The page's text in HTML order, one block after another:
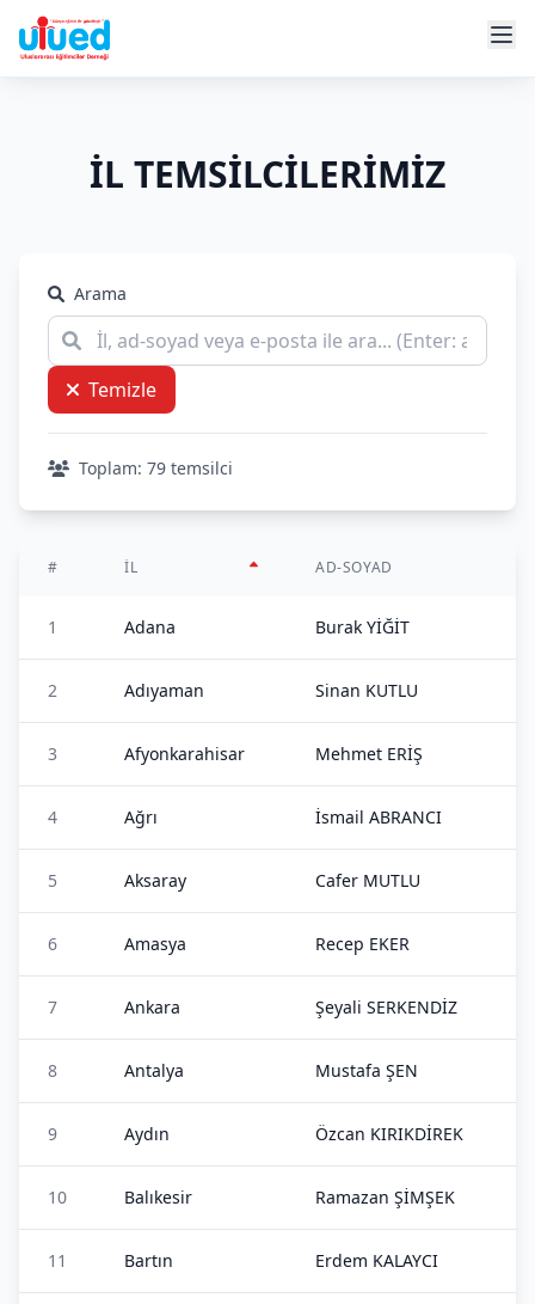
İL TEMSİLCİLERİMİZ
Arama
Temizle
Toplam: 79 temsilci
# İL AD-SOYAD
1 Adana Burak YİĞİT
2 Adıyaman Sinan KUTLU
3 Afyonkarahisar Mehmet ERİŞ
4 Ağrı İsmail ABRANCI
5 Aksaray Cafer MUTLU
6 Amasya Recep EKER
7 Ankara Şeyali SERKENDİZ
8 Antalya Mustafa ŞEN
9 Aydın Özcan KIRIKDİREK
10 Balıkesir Ramazan ŞİMŞEK
11 Bartın Erdem KALAYCI